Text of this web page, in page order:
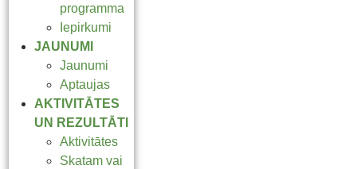
programma
Iepirkumi
JAUNUMI
Jaunumi
Aptaujas
AKTIVITĀTES
UN REZULTĀTI
Aktivitātes
Skatam vai